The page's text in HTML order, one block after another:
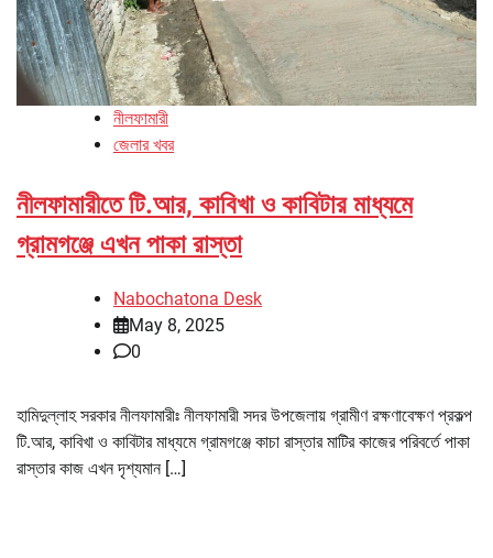
নীলফামারী
জেলার খবর
নীলফামারীতে টি.আর, কাবিখা ও কাবিটার মাধ্যমে
গ্রামগঞ্জে এখন পাকা রাস্তা
Nabochatona Desk
May 8, 2025
0
হামিদুল্লাহ সরকার নীলফামারীঃ নীলফামারী সদর উপজেলায় গ্রামীণ রক্ষণাবেক্ষণ প্রকল্প
টি.আর, কাবিখা ও কাবিটার মাধ্যমে গ্রামগঞ্জে কাচা রাস্তার মাটির কাজের পরিবর্তে পাকা
রাস্তার কাজ এখন দৃশ্যমান […]